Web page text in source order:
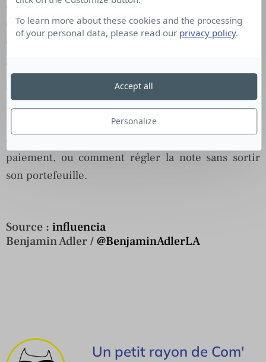
elles adhérer au concept et en permettre sa
commercialisation ? En quête de changements et
de neuf, la grande distribution aurait tout à y
S’il n’est pas un objet connecté de customisation
marketing, comme l’étagère intelligente de
Mondelez, le doigt scanner s’inscrit dans la lignée
de lareconnaissance facialecomme moyen de
paiement, ou comment régler la note sans sortir
son portefeuille.
Source : influencia
Benjamin Adler /@BenjaminAdlerLA
Un petit rayon de Com'
To learn more about these cookies and the processing
of your personal data, please read our privacy policy.
Personalize
Accept all